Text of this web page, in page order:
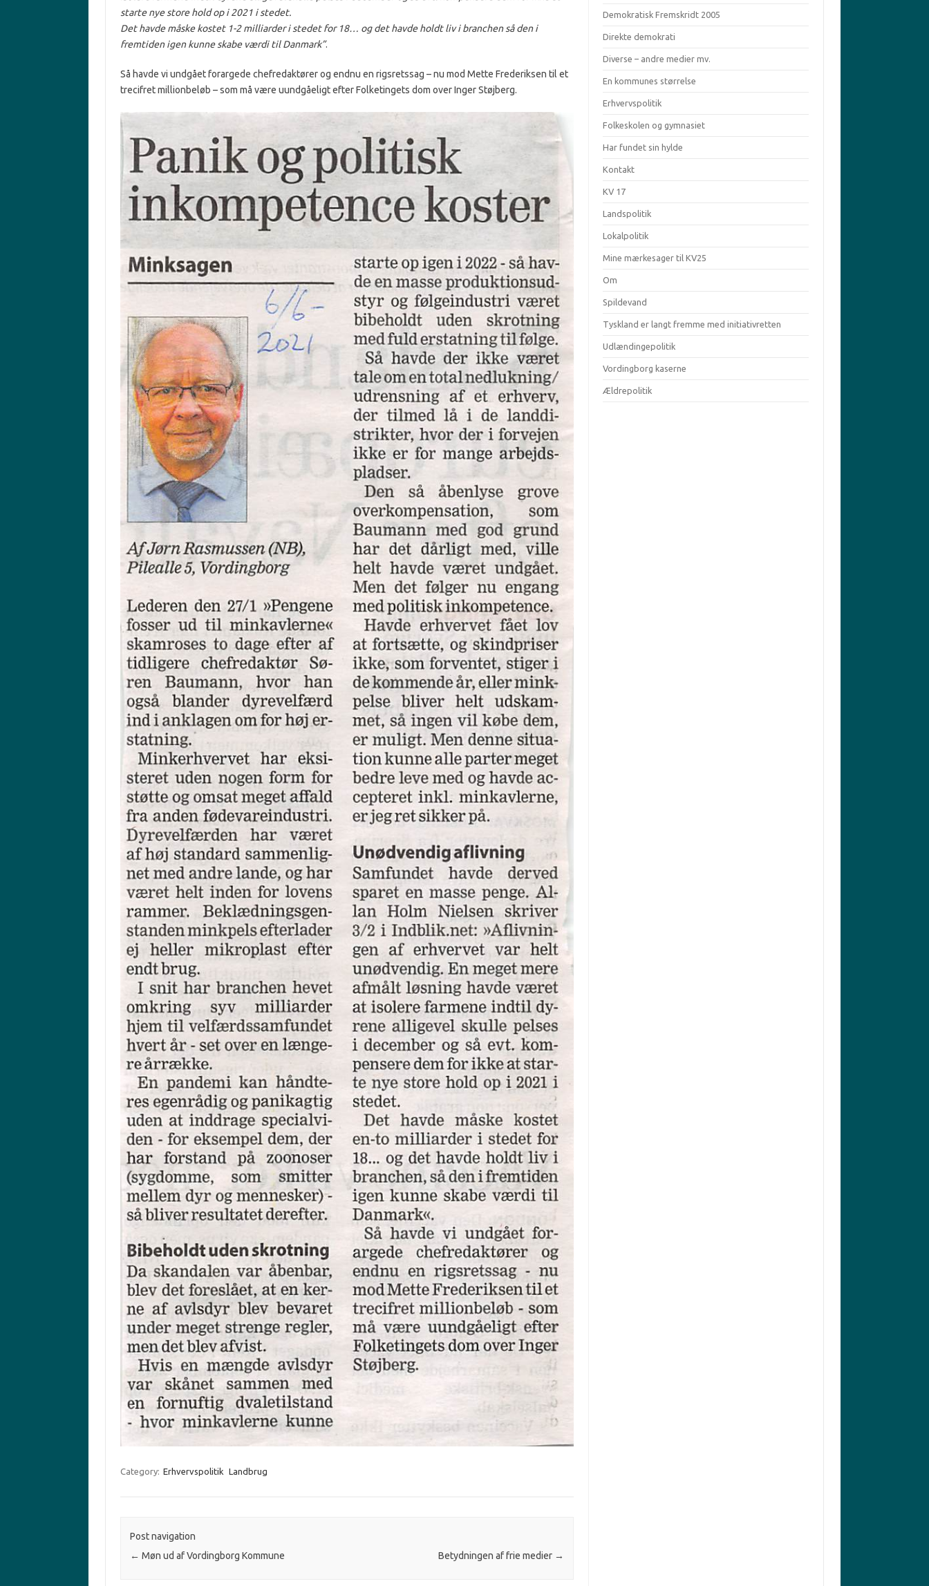
starte nye store hold op i 2021 i stedet.
Det havde måske kostet 1-2 milliarder i stedet for 18… og det havde holdt liv i branchen så den i
fremtiden igen kunne skabe værdi til Danmark”.
Så havde vi undgået forargede chefredaktører og endnu en rigsretssag – nu mod Mette Frederiksen til et
trecifret millionbeløb – som må være uundgåeligt efter Folketingets dom over Inger Støjberg.
Category: Erhvervspolitik Landbrug
Post navigation
← Møn ud af Vordingborg Kommune Betydningen af frie medier →
Demokratisk Fremskridt 2005
Direkte demokrati
Diverse – andre medier mv.
En kommunes størrelse
Erhvervspolitik
Folkeskolen og gymnasiet
Har fundet sin hylde
Kontakt
KV 17
Landspolitik
Lokalpolitik
Mine mærkesager til KV25
Om
Spildevand
Tyskland er langt fremme med initiativretten
Udlændingepolitik
Vordingborg kaserne
Ældrepolitik